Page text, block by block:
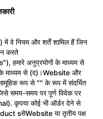
वे नियम और शर्तें शामिल हैं जिन
करते
हमारे अनुप्रयोगों के माध्यम से
के माध्यम से (द)।Website और
रूप से "" के रूप में संदर्भित
समय-समय पर पूर्ण विवेक पर
कृपया कोई भी ऑर्डर देने से
sसेWebsite या तृतीय पक्ष